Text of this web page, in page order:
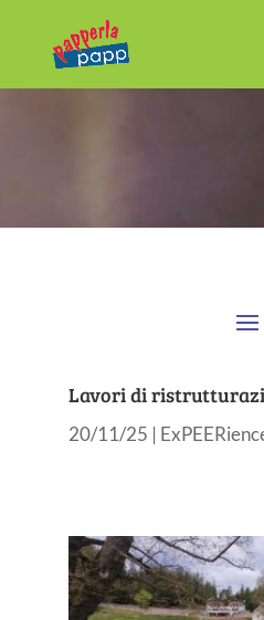
Lavori di
20/11/25 |